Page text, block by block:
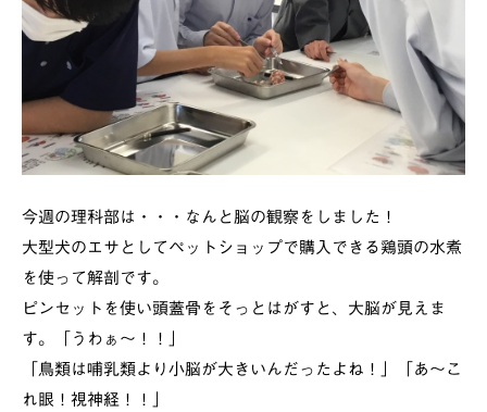
今週の理科部は・・・なんと脳の観察をしました！
大型犬のエサとしてペットショップで購入できる鶏頭の水煮
を使って解剖です。
ピンセットを使い頭蓋骨をそっとはがすと、大脳が見えま
す。「うわぁ～！！」
「鳥類は哺乳類より小脳が大きいんだったよね！」「あ～こ
れ眼！視神経！！」